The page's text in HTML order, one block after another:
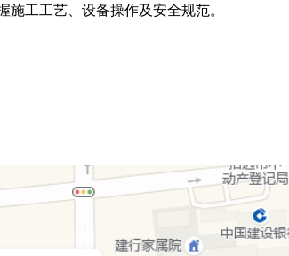
工工艺、设备操作及安全规范。